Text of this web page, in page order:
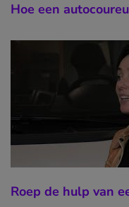
Hoe een
Roep de hulp van